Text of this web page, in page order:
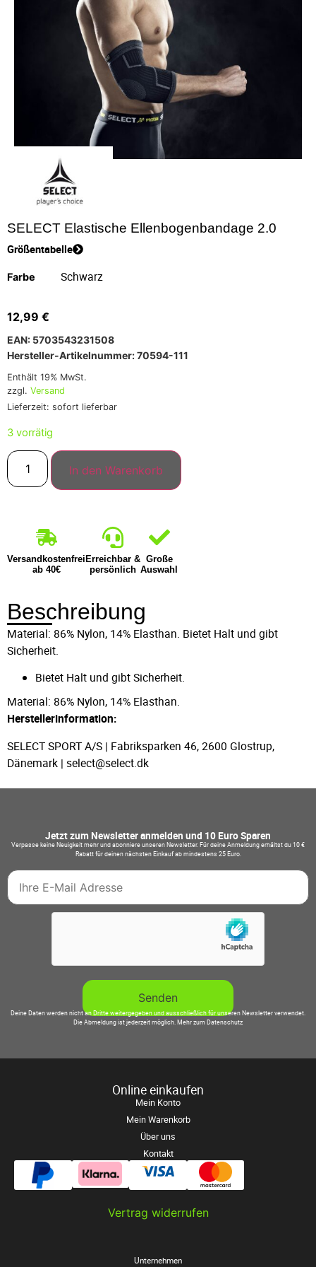
SELECT Elastische Ellenbogenbandage 2.0
Größentabelle
Farbe
12,99 €
EAN: 5703543231508
Hersteller-Artikelnummer: 70594-111
Enthält 19% MwSt.
zzgl. Versand
Lieferzeit: sofort lieferbar
3 vorrätig
In den Warenkorb
Versandkostenfrei
ab 40€
Erreichbar &
persönlich
Große
Auswahl
Beschreibung
Material: 86% Nylon, 14% Elasthan. Bietet Halt und gibt
Sicherheit.
Bietet Halt und gibt Sicherheit.
Material: 86% Nylon, 14% Elasthan.
Herstellerinformation:
SELECT SPORT A/S | Fabriksparken 46, 2600 Glostrup,
Dänemark | select@select.dk
Jetzt zum Newsletter anmelden und 10 Euro Sparen
Verpasse keine Neuigkeit mehr und abonniere unseren Newsletter. Für deine Anmeldung erhältst du 10 €
Rabatt für deinen nächsten Einkauf ab mindestens 25 Euro.
Deine Daten werden nicht an Dritte weitergegeben und ausschließlich für unseren Newsletter verwendet.
Die Abmeldung ist jederzeit möglich.Mehr zum Datenschutz
Online einkaufen
Mein Konto
Mein Warenkorb
Über uns
Kontakt
Vertrag widerrufen
Unternehmen